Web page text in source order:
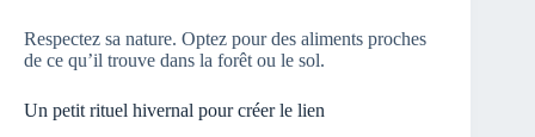
Respectez sa nature. Optez pour des aliments proches
de ce qu’il trouve dans la forêt ou le sol.
Un petit rituel hivernal pour créer le lien